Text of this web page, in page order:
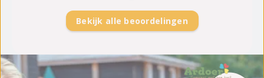
Bekijk alle beoordelingen